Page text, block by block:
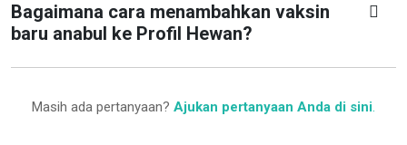
Bagaimana cara menambahkan vaksin
baru anabul ke Profil Hewan?
Masih ada pertanyaan? Ajukan pertanyaan Anda di sini.